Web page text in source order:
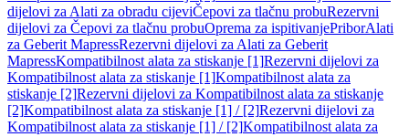
dijelovi za Alati za obradu cijeviČepovi za tlačnu probuRezervni
dijelovi za Čepovi za tlačnu probuOprema za ispitivanjePriborAlati
za Geberit MapressRezervni dijelovi za Alati za Geberit
MapressKompatibilnost alata za stiskanje [1]Rezervni dijelovi za
Kompatibilnost alata za stiskanje [1]Kompatibilnost alata za
stiskanje [2]Rezervni dijelovi za Kompatibilnost alata za stiskanje
[2]Kompatibilnost alata za stiskanje [1] / [2]Rezervni dijelovi za
Kompatibilnost alata za stiskanje [1] / [2]Kompatibilnost alata za